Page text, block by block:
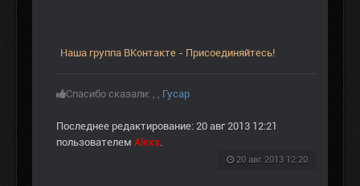
Наша группа ВКонтакте - Присоединяйтесь!
Спасибо сказали: , , Гусар
Последнее редактирование: 20 авг 2013 12:21
пользователем Alexs.
20 авг 2013 12:20